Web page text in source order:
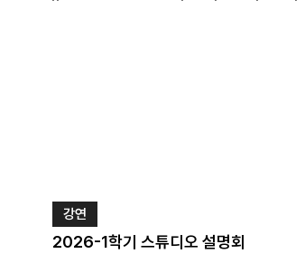
강연
2026-1학기 스튜디오 설명회